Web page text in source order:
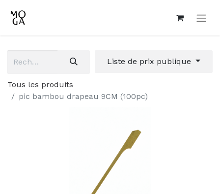
Liste de prix publique
Tous les produits
pic bambou drapeau 9CM (100pc)